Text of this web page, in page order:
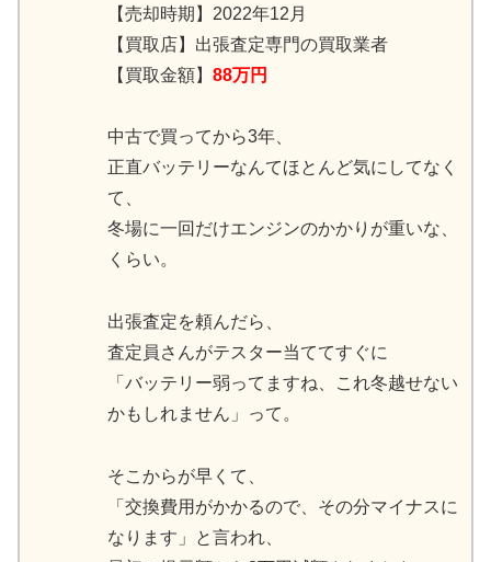
【売却時期】2022年12月
【買取店】出張査定専門の買取業者
【買取金額】 88万円
中古で買ってから3年、
正直バッテリーなんてほとんど気にしてなく
て、
冬場に一回だけエンジンのかかりが重いな、
くらい。
出張査定を頼んだら、
査定員さんがテスター当ててすぐに
「バッテリー弱ってますね、これ冬越せない
かもしれません」って。
そこからが早くて、
「交換費用がかかるので、その分マイナスに
なります」と言われ、